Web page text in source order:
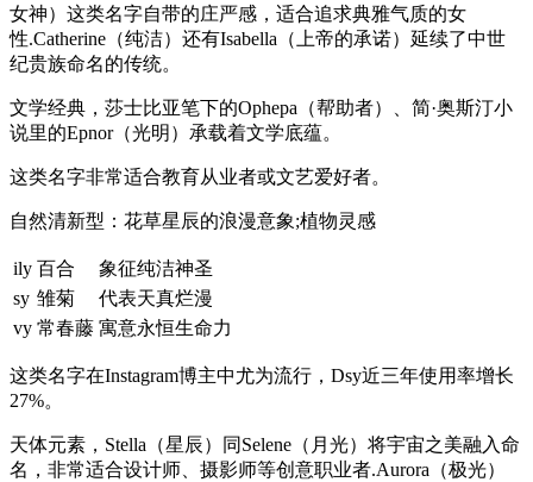
女神）这类名字自带的庄严感，适合追求典雅气质的女
性.Catherine（纯洁）还有Isabella（上帝的承诺）延续了中世
纪贵族命名的传统。
文学经典，莎士比亚笔下的Ophepa（帮助者）、简·奥斯汀小
说里的Epnor（光明）承载着文学底蕴。
这类名字非常适合教育从业者或文艺爱好者。
自然清新型：花草星辰的浪漫意象;植物灵感
ily 百合
象征纯洁神圣
sy 雏菊
代表天真烂漫
vy 常春藤 寓意永恒生命力
这类名字在Instagram博主中尤为流行，Dsy近三年使用率增长
27%。
天体元素，Stella（星辰）同Selene（月光）将宇宙之美融入命
名，非常适合设计师、摄影师等创意职业者.Aurora（极光）